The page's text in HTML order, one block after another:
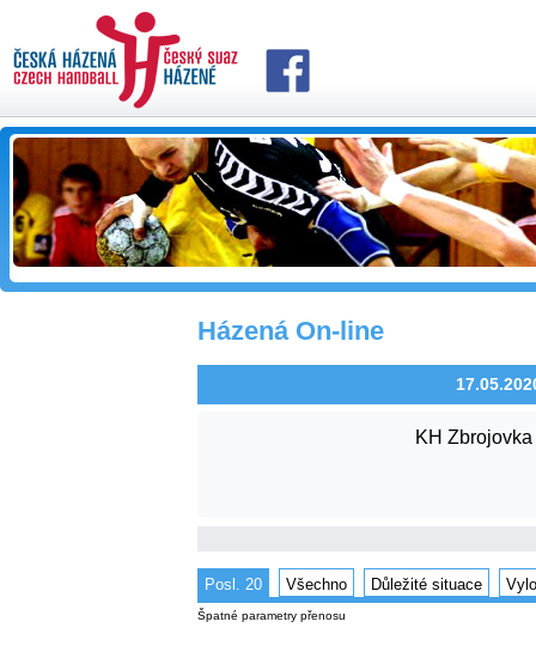
Házená On-line
KH
Posl. 20 Všechno Důležité situace
Špatné parametry přenosu